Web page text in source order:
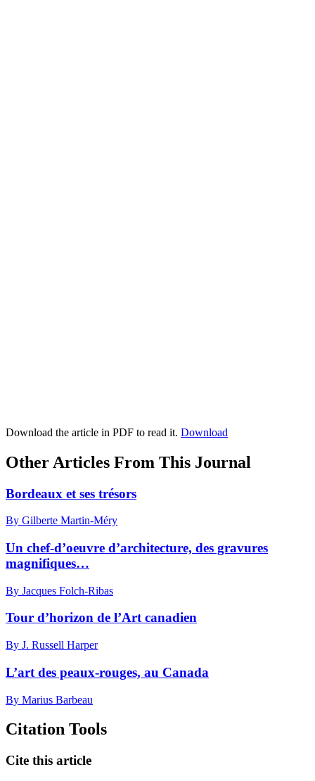
Download the article in PDF to read it. Download
Other Articles From This Journal
Bordeaux et ses trésors
By Gilberte Martin-Méry
Un chef-d’oeuvre d’architecture, des gravures
magnifiques…
By Jacques Folch-Ribas
Tour d’horizon de l’Art canadien
By J. Russell Harper
L’art des peaux-rouges, au Canada
By Marius Barbeau
Citation Tools
Cite this article